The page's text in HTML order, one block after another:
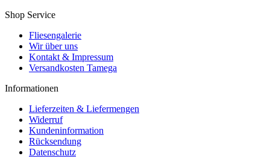
Shop Service
Fliesengalerie
Wir über uns
Kontakt & Impressum
Versandkosten Tamega
Informationen
Lieferzeiten & Liefermengen
Widerruf
Kundeninformation
Rücksendung
Datenschutz